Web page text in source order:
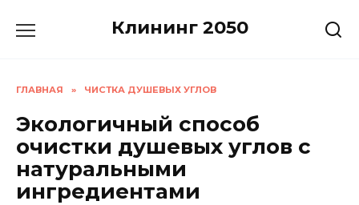
Клининг 2050
ГЛАВНАЯ » ЧИСТКА ДУШЕВЫХ УГЛОВ
Экологичный способ
очистки душевых углов с
натуральными
ингредиентами